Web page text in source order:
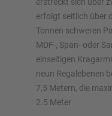
erstreckt sich über
erfolgt seitlich über
Tonnen schweren
MDF-, Span- oder
einseitigen
neun Regalebenen
7,5 Metern, die
2.5 Meter